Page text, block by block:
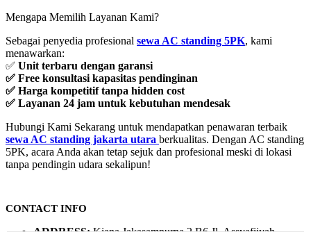
Mengapa Memilih Layanan Kami?
Sebagai penyedia profesional sewa AC standing 5PK, kami
menawarkan:
✅ Unit terbaru dengan garansi
✅ Free konsultasi kapasitas pendinginan
✅ Harga kompetitif tanpa hidden cost
✅ Layanan 24 jam untuk kebutuhan mendesak
Hubungi Kami Sekarang untuk mendapatkan penawaran terbaik
sewa AC standing jakarta utara berkualitas. Dengan AC standing
5PK, acara Anda akan tetap sejuk dan profesional meski di lokasi
tanpa pendingin udara sekalipun!
CONTACT INFO